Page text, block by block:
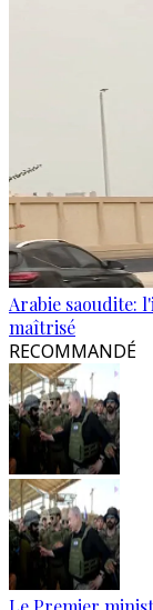
Arabie saoudite:
maîtrisé
RECOMMANDÉ